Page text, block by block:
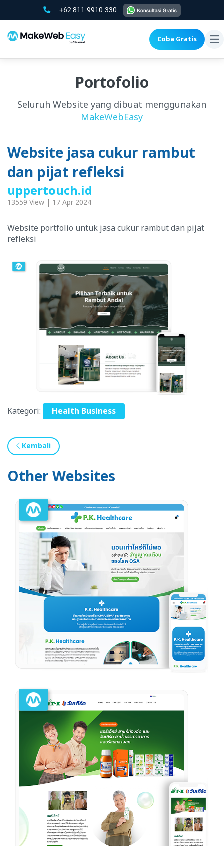
+62 811-9910-330
Coba Gratis
Portofolio
Seluruh Website yang dibuat menggunakan
MakeWebEasy
Website jasa cukur rambut
dan pijat refleksi
uppertouch.id
13559 View | 17 Apr 2024
Website portfolio untuk jasa cukur rambut dan pijat
refleksi
Kategori: Health Business
Kembali
Other Websites